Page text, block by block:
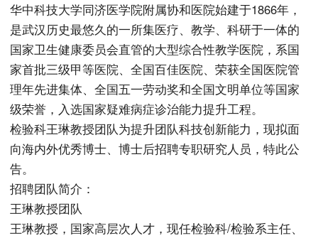
华中科技大学同济医学院附属协和医院始建于1866年，
是武汉历史最悠久的一所集医疗、教学、科研于一体的
国家卫生健康委员会直管的大型综合性教学医院，系国
家首批三级甲等医院、全国百佳医院、荣获全国医院管
理年先进集体、全国五一劳动奖和全国文明单位等国家
级荣誉，入选国家疑难病症诊治能力提升工程。
检验科王琳教授团队为提升团队科技创新能力，现拟面
向海内外优秀博士、博士后招聘专职研究人员，特此公
告。
招聘团队简介：
王琳教授团队
王琳教授，国家高层次人才，现任检验科/检验系主任、